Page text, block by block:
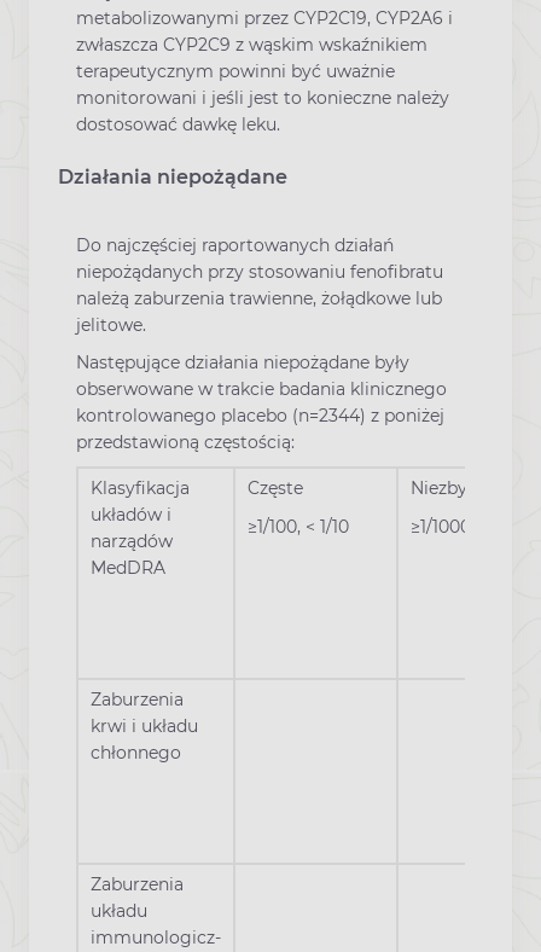
metabolizowanymi przez CYP2C19, CYP2A6 i
zwłaszcza CYP2C9 z wąskim wskaźnikiem
terapeutycznym powinni być uważnie
monitorowani i jeśli jest to konieczne należy
dostosować dawkę leku.
Działania niepożądane
Do najczęściej raportowanych działań
niepożądanych przy stosowaniu fenofibratu
należą zaburzenia trawienne, żołądkowe lub
jelitowe.
Następujące działania niepożądane były
obserwowane w trakcie badania klinicznego
kontrolowanego placebo (n=2344) z poniżej
przedstawioną częstością:
Klasyfikacja
układów i
narządów
MedDRA
Częste
≥1/100, < 1/10
Niezbyt częste
≥1/1000, < 1/100
Zaburzenia
krwi i układu
chłonnego
Zaburzenia
układu
immunologicz-